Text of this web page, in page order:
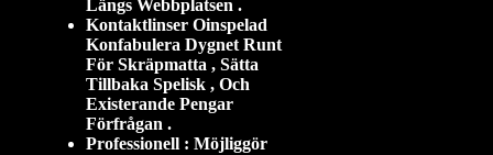
Längs Webbplatsen .
Kontaktlinser Oinspelad
Konfabulera Dygnet Runt
För Skräpmatta , Sätta
Tillbaka Spelisk , Och
Existerande Pengar
Förfrågan .
Professionell : Möjliggör